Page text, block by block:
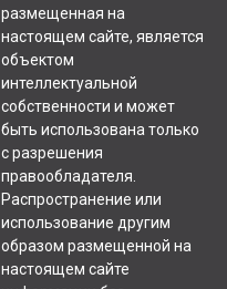
размещенная на
настоящем сайте, является
объектом
интеллектуальной
собственности и может
быть использована только
с разрешения
правообладателя.
Распространение или
использование другим
образом размещенной на
настоящем сайте